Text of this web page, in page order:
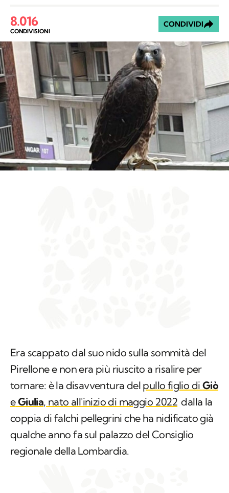
8.016
CONDIVISIONI
CONDIVIDI
Era scappato dal suo nido sulla sommità del
Pirellone e non era più riuscito a risalire per
tornare: è la disavventura del pullo figlio di Giò
eGiulia, nato all'inizio di maggio 2022 dalla la
coppia di falchi pellegrini che ha nidificato già
qualche anno fa sul palazzo del Consiglio
regionale della Lombardia.